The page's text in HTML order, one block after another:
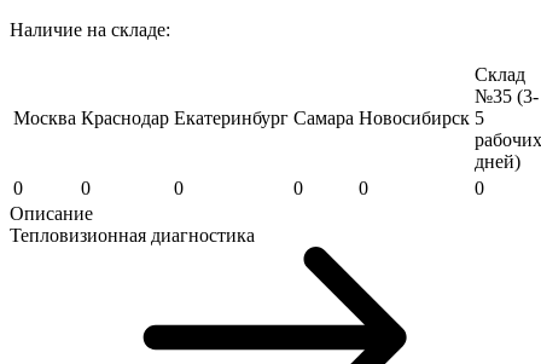
Наличие на складе:
Москва Краснодар Екатеринбург Самара Новосибирск
Склад
№35 (3-
5
рабочих
дней)
0
0 0 0 0
0
Описание
Тепловизионная диагностика